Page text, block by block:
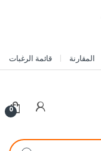
المقارنة
قائمة الرغبات
0